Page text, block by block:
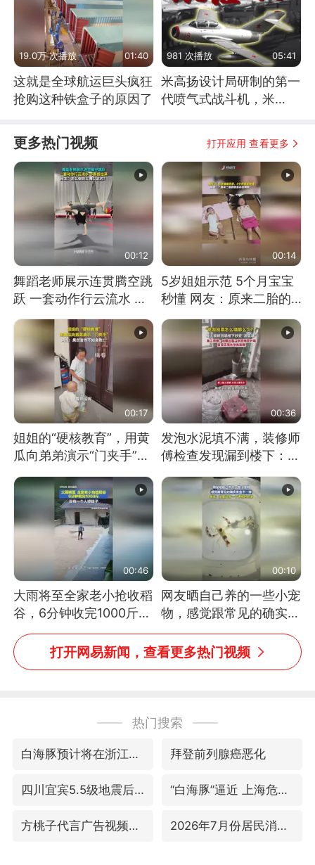
19.0万 次播放 01:40
这就是全球航运巨头疯狂
抢购这种铁盒子的原因了
981 次播放 05:41
米高扬设计局研制的第一
代喷气式战斗机，米
更多热门视频 打开应用 查看更多
00:12
舞蹈老师展示连贯腾空跳
跃 一套动作行云流水 节
奏感拉满 网友：怎么做
到又舞又武的？
00:14
5岁姐姐示范 5个月宝宝
秒懂 网友：原来二胎的
快乐长这样
00:17
姐姐的“硬核教育”，用黄
瓜向弟弟演示“门夹手”，
网友：果然言传不如身
教！
00:36
发泡水泥填不满，装修师
傅检查发现漏到楼下：出
风口未延伸到外墙
00:46
大雨将至全家老小抢收稻
谷，6分钟收完1000斤，
没有一个人掉链子
00:10
网友晒自己养的一些小宠
物，感觉跟常见的确实有
些不一样
打开网易新闻，查看更多热门视频
热门搜索
白海豚预计将在浙江苍南到三门一带登陆 拜登前列腺癌恶化
四川宜宾5.5级地震后余震为何不断 “白海豚”逼近 上海危险区域已转移3.03万人
方桃子代言广告视频已下架 2026年7月份居民消费价格同比上涨0.5%